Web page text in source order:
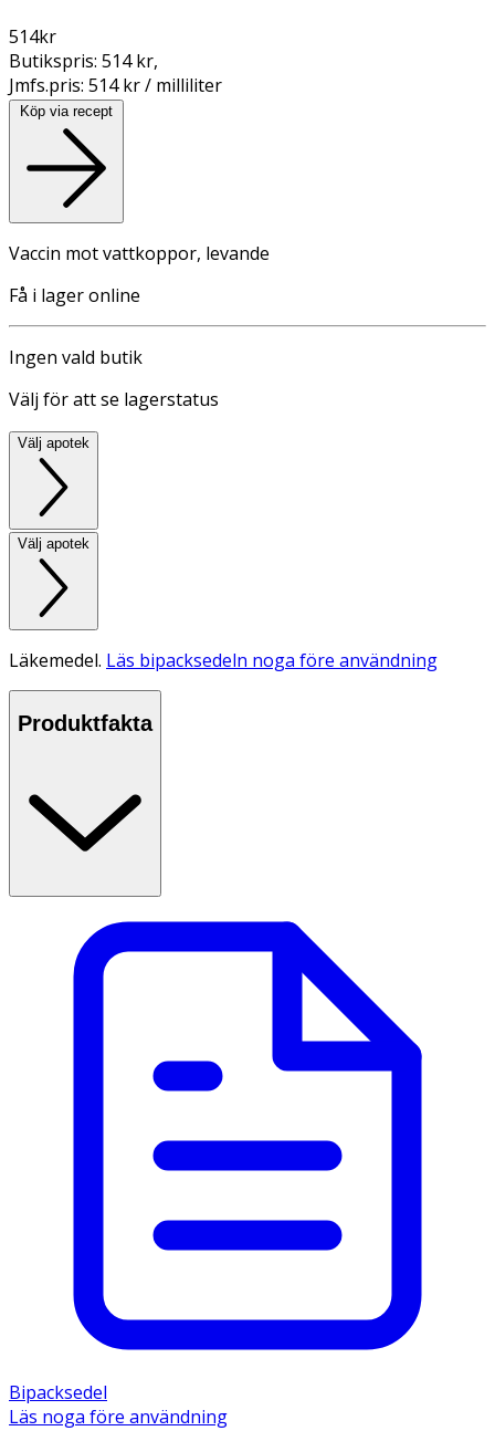
514kr
Butikspris: 514 kr,
Jmfs.pris: 514 kr / milliliter
Köp via recept
Vaccin mot vattkoppor, levande
Få i lager online
Ingen vald butik
Välj för att se lagerstatus
Välj apotek
Välj apotek
Läkemedel. Läs bipacksedeln noga före användning
Produktfakta
Bipacksedel
Läs noga före användning